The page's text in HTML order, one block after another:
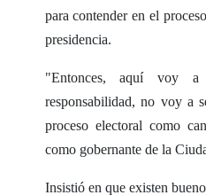
para contender en el
presidencia.
"Entonces, aquí voy
responsabilidad, no voy
proceso electoral como
como gobernante de la
Insistió en que existen